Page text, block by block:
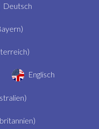
Deutsch
Englisch